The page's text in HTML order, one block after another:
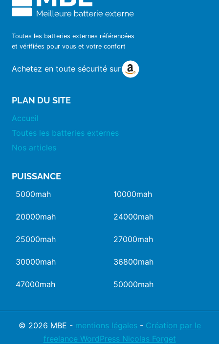
Toutes les batteries externes référencées
et vérifiées pour vous et votre confort
Achetez en toute sécurité sur
PLAN DU SITE
Accueil
Toutes les batteries externes
Nos articles
PUISSANCE
5000mah 10000mah
20000mah 24000mah
25000mah 27000mah
30000mah 36800mah
47000mah 50000mah
© 2026 MBE - mentions légales- Création par le
freelance WordPress Nicolas Forget